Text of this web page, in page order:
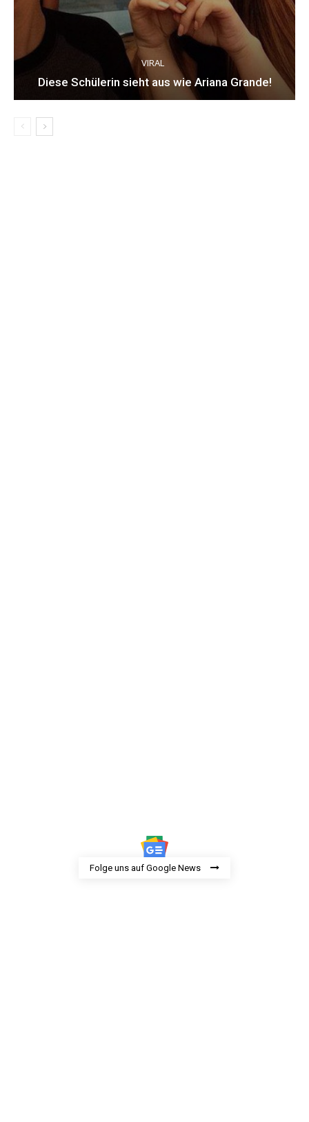
VIRAL
Diese Schülerin sieht aus wie Ariana Grande!
Folge uns auf Google News